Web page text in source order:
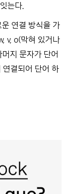
는다.
연결 방식을 가
v, o(막혀 있거나
지 문자가 단어
연결되어 단어 하